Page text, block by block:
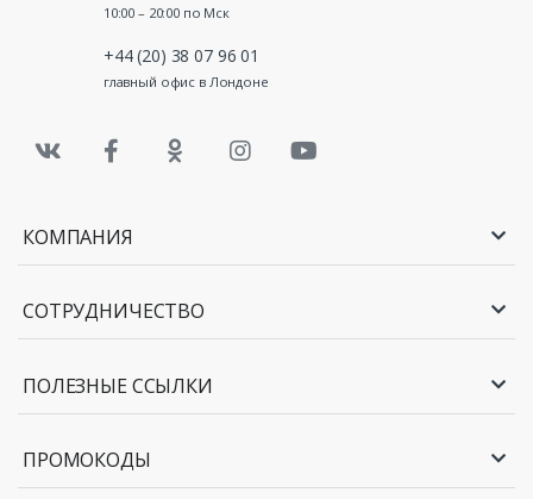
10:00 – 20:00 по Мск
+44 (20) 38 07 96 01
главный офис в Лондоне
КОМПАНИЯ
СОТРУДНИЧЕСТВО
ПОЛЕЗНЫЕ ССЫЛКИ
ПРОМОКОДЫ